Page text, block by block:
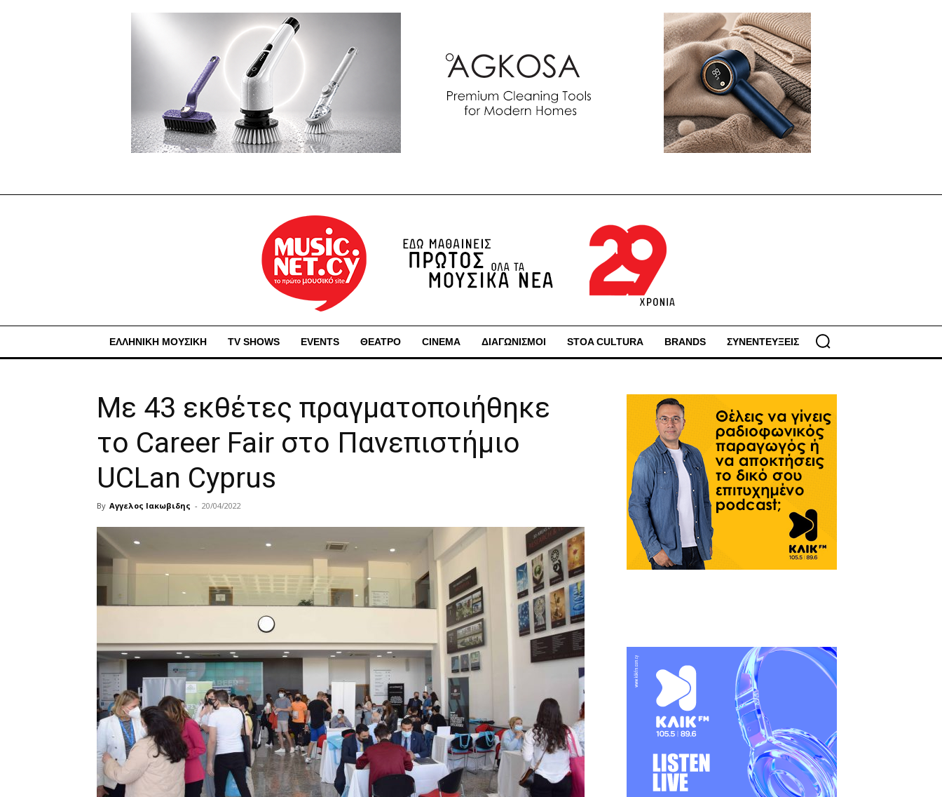
ΕΛΛΗΝΙΚΗ ΜΟΥΣΙΚΗ TV SHOWS EVENTS ΘΕΑΤΡΟ CINEMA ΔΙΑΓΩΝΙΣΜΟΙ STOA CULTURA BRANDS ΣΥΝΕΝΤΕΥΞΕΙΣ
Με 43 εκθέτες πραγματοποιήθηκε
το Career Fair στο Πανεπιστήμιο
UCLan Cyprus
By Αγγελος Ιακωβιδης - 20/04/2022